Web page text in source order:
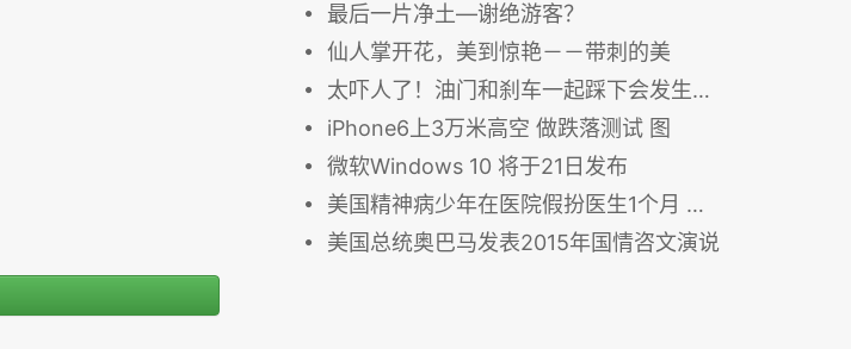
最后一片净土—谢绝游客？
仙人掌开花，美到惊艳－－带刺的美
太吓人了！油门和刹车一起踩下会发生什么？
iPhone6上3万米高空 做跌落测试 图
微软Windows 10 将于21日发布
美国精神病少年在医院假扮医生1个月 无人识破
美国总统奥巴马发表2015年国情咨文演说